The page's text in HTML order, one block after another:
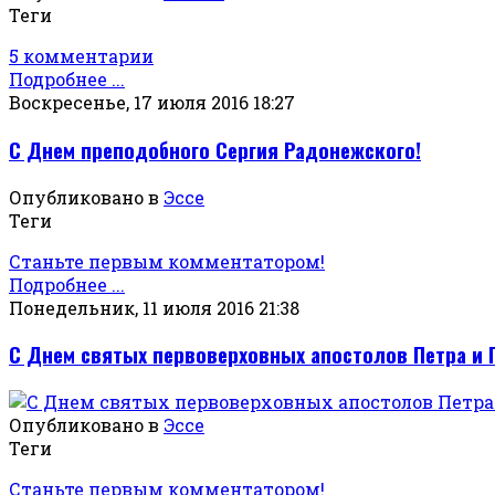
Теги
5 комментарии
Подробнее ...
Воскресенье, 17 июля 2016 18:27
С Днем преподобного Сергия Радонежского!
Опубликовано в Эссе
Теги
Станьте первым комментатором!
Подробнее ...
Понедельник, 11 июля 2016 21:38
С Днем святых первоверховных апостолов Петра и
Опубликовано в Эссе
Теги
Станьте первым комментатором!